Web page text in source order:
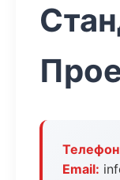
Email: